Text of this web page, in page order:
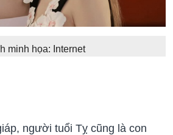
minh họa: Internet
người tuổi Tỵ cũng là con